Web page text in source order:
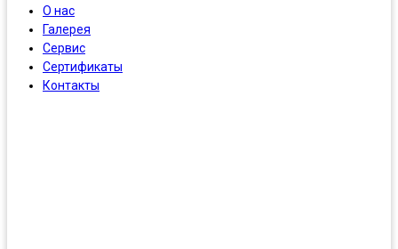
О нас
Галерея
Сервис
Сертификаты
Контакты